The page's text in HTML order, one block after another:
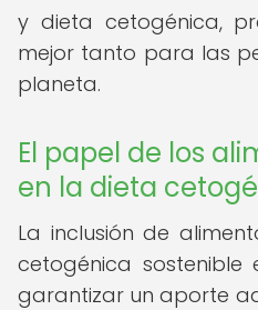
y dieta cetogénica,
mejor tanto para las
planeta.
El papel de los
en la dieta
La inclusión de
cetogénica
garantizar un aporte